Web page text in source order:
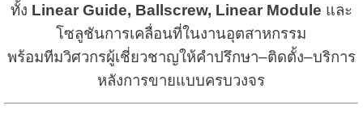
ทั้ง Linear Guide, Ballscrew, Linear Module และ
โซลูชันการเคลื่อนที่ในงานอุตสาหกรรม
พร้อมทีมวิศวกรผู้เชี่ยวชาญให้คำปรึกษา–ติดตั้ง–บริการ
หลังการขายแบบครบวงจร